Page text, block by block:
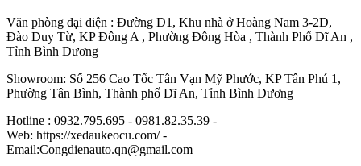
Văn phòng đại diện : Đường D1, Khu nhà ở Hoàng Nam 3-2D,
Đào Duy Từ, KP Đông A , Phường Đông Hòa , Thành Phố Dĩ An ,
Tỉnh Bình Dương
Showroom: Số 256 Cao Tốc Tân Vạn Mỹ Phước, KP Tân Phú 1,
Phường Tân Bình, Thành phố Dĩ An, Tỉnh Bình Dương
Hotline : 0932.795.695 - 0981.82.35.39 -
Web: https://xedaukeocu.com/ -
Email:Congdienauto.qn@gmail.com